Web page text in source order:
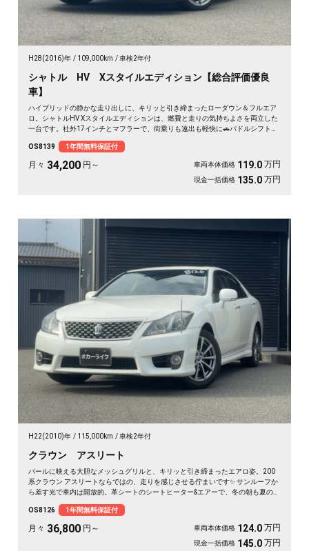
H28(2016)年 109,000km 車検2年付
シャトル HV Xスタイルエディション【総合評価優良
車】
ハイブリッドの静かな走り出しに、キリッと引き締まったローダウン＆フルエア
ロ。シャトルHV Xスタイルエディションは、燃費と走りの気持ちよさを両立した
一台です。社外17インチとマフラーで、街乗りも遠出も軽快に🚗パドルシフトで
心。仕事帰りにふらっと寄り道、休日は荷物を積んでロングドライブへ✨走りに
こだわる方に《1年保証付》💫
OS8139 1年間無料保証付
月々 34,200 円～ 車両本体価格 119.0 万円
現金一括価格 135.0 万円
H22(2010)年 115,000km 車検2年付
クラウン アスリート
パールに映える大胆なメッシュグリルと、キリッと引き締まったエアロ姿。200
系クラウン アスリートならではの、走りを感じさせる佇まいです✨ サンルーフか
ら差す光で車内は開放的。革シートのシートヒーター&エアーで、冬の朝も夏の蒸
ります🚗 気になる車は早めのチェックがおすすめ。《1年保証付》でお届けしま
す👑
OS8126 1年間無料保証付
月々 36,800 円～ 車両本体価格 124.0 万円
現金一括価格 145.0 万円